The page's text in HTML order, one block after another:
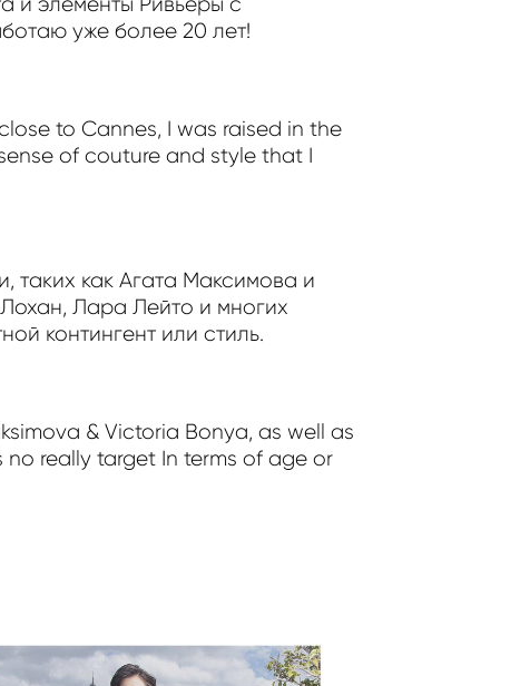
уже более 20 лет!
to Cannes, I was raised in the
of couture and style that I
таких как Агата Максимова и
Лара Лейто и многих
контингент или стиль.
& Victoria Bonya, as well as
no really target In terms of age or